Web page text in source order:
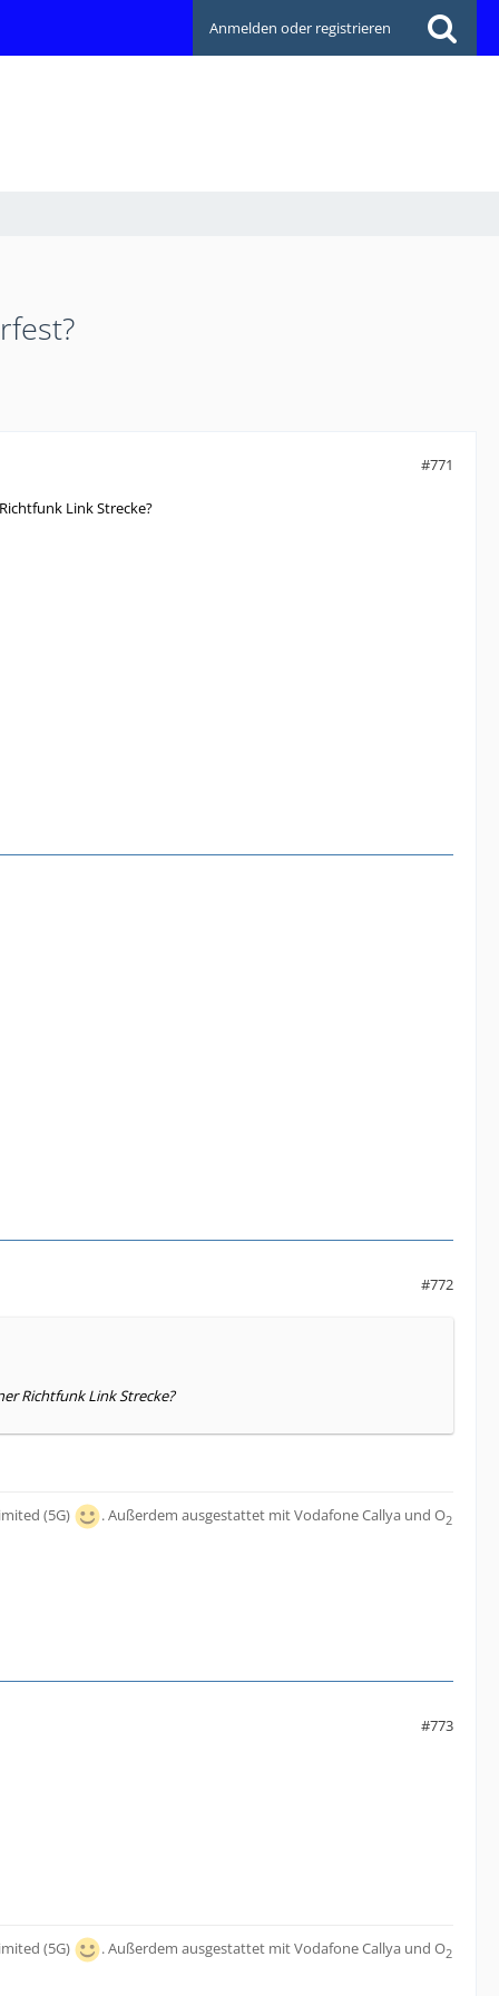
Anmelden oder registrieren
#771
Link Strecke?
#772
Richtfunk Link Strecke?
(5G) . Außerdem ausgestattet mit Vodafone Callya und O2
#773
(5G) . Außerdem ausgestattet mit Vodafone Callya und O2